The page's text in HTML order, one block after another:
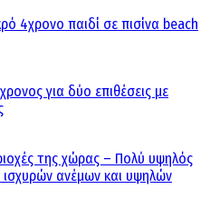
4χρονο παιδί σε πισίνα beach
για δύο επιθέσεις με
της χώρας – Πολύ υψηλός
ανέμων και υψηλών